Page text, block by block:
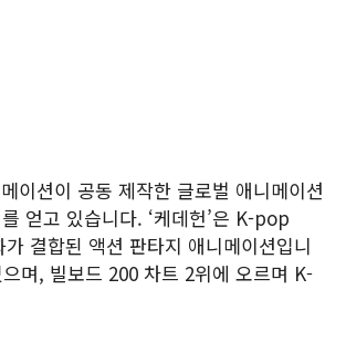
이션이 공동 제작한 글로벌 애니메이션
얻고 있습니다. ‘케데헌’은 K-pop
결합된 액션 판타지 애니메이션입니
며, 빌보드 200 차트 2위에 오르며 K-